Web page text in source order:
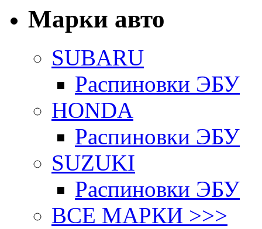
Марки авто
SUBARU
Распиновки ЭБУ
HONDA
Распиновки ЭБУ
SUZUKI
Распиновки ЭБУ
ВСЕ МАРКИ >>>